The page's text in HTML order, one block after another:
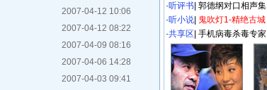
2007-04-12 10:06
2007-04-12 08:22
2007-04-09 08:16
2007-04-06 14:28
2007-04-03 09:41
·听评书 郭德纲对口相声集
·听小说 鬼吹灯1-精绝古城
·共享区 手机病毒杀毒专家